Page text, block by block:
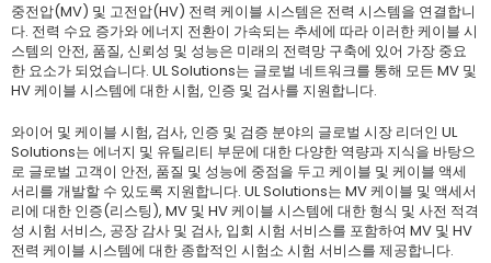
중전압(MV) 및 고전압(HV) 전력 케이블 시스템은 전력 시스템을 연결합니
다. 전력 수요 증가와 에너지 전환이 가속되는 추세에 따라 이러한 케이블 시
스템의 안전, 품질, 신뢰성 및 성능은 미래의 전력망 구축에 있어 가장 중요
한 요소가 되었습니다. UL Solutions는 글로벌 네트워크를 통해 모든 MV 및
HV 케이블 시스템에 대한 시험, 인증 및 검사를 지원합니다.
와이어 및 케이블 시험, 검사, 인증 및 검증 분야의 글로벌 시장 리더인 UL
Solutions는 에너지 및 유틸리티 부문에 대한 다양한 역량과 지식을 바탕으
로 글로벌 고객이 안전, 품질 및 성능에 중점을 두고 케이블 및 케이블 액세
서리를 개발할 수 있도록 지원합니다. UL Solutions는 MV 케이블 및 액세서
리에 대한 인증(리스팅), MV 및 HV 케이블 시스템에 대한 형식 및 사전 적격
성 시험 서비스, 공장 감사 및 검사, 입회 시험 서비스를 포함하여 MV 및 HV
전력 케이블 시스템에 대한 종합적인 시험소 시험 서비스를 제공합니다.